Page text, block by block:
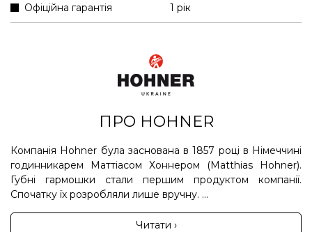
Офіційна гарантія 1 рік
ПРО HOHNER
Компанія Hohner була заснована в 1857 році в Німеччині
годинникарем Маттіасом Хоннером (Matthias Hohner).
Губні гармошки стали першим продуктом компанії.
Спочатку їх розробляли лише вручну. ...
Читати ›